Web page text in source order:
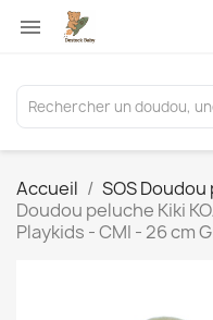

Accueil
SOS
Doudou peluche Kiki
Playkids - CMI - 26 cm